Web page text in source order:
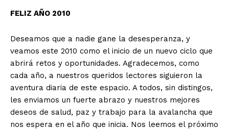
FELIZ AÑO 2010
Deseamos que a nadie gane la desesperanza, y
veamos este 2010 como el inicio de un nuevo ciclo que
abrirá retos y oportunidades. Agradecemos, como
cada año, a nuestros queridos lectores siguieron la
aventura diaria de este espacio. A todos, sin distingos,
les enviamos un fuerte abrazo y nuestros mejores
deseos de salud, paz y trabajo para la avalancha que
nos espera en el año que inicia. Nos leemos el próximo